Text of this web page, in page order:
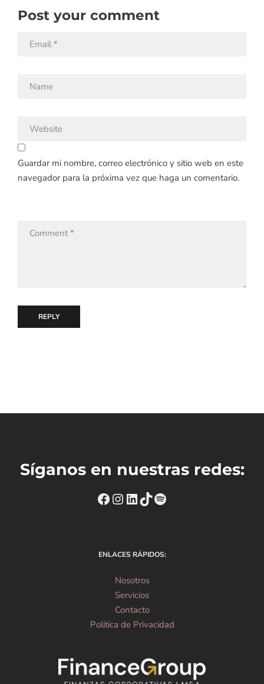
Post your comment
Guardar mi nombre, correo electrónico y sitio web en este
navegador para la próxima vez que haga un comentario.
REPLY
Síganos en nuestras redes:
https://
Instagram
https://
TikTokSpotify
ENLACES RÁPIDOS:
Nosotros
Servicios
Contacto
Politica de Privacidad